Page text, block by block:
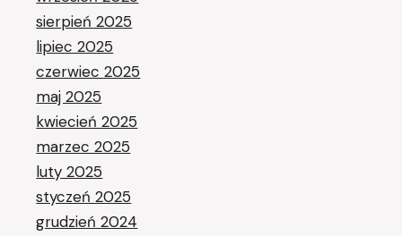
sierpień 2025
lipiec 2025
czerwiec 2025
maj 2025
kwiecień 2025
marzec 2025
luty 2025
styczeń 2025
grudzień 2024